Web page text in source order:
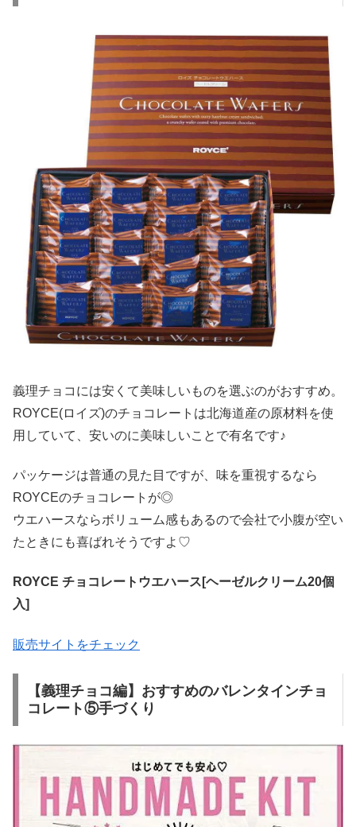
義理チョコには安くて美味しいものを選ぶのがおすすめ。
ROYCE(ロイズ)のチョコレートは北海道産の原材料を使
用していて、安いのに美味しいことで有名です♪
パッケージは普通の見た目ですが、味を重視するなら
ROYCEのチョコレートが◎
ウエハースならボリューム感もあるので会社で小腹が空い
たときにも喜ばれそうですよ♡
ROYCE チョコレートウエハース[ヘーゼルクリーム20個
入]
販売サイトをチェック
【義理チョコ編】おすすめのバレンタインチョ
コレート⑤手づくり